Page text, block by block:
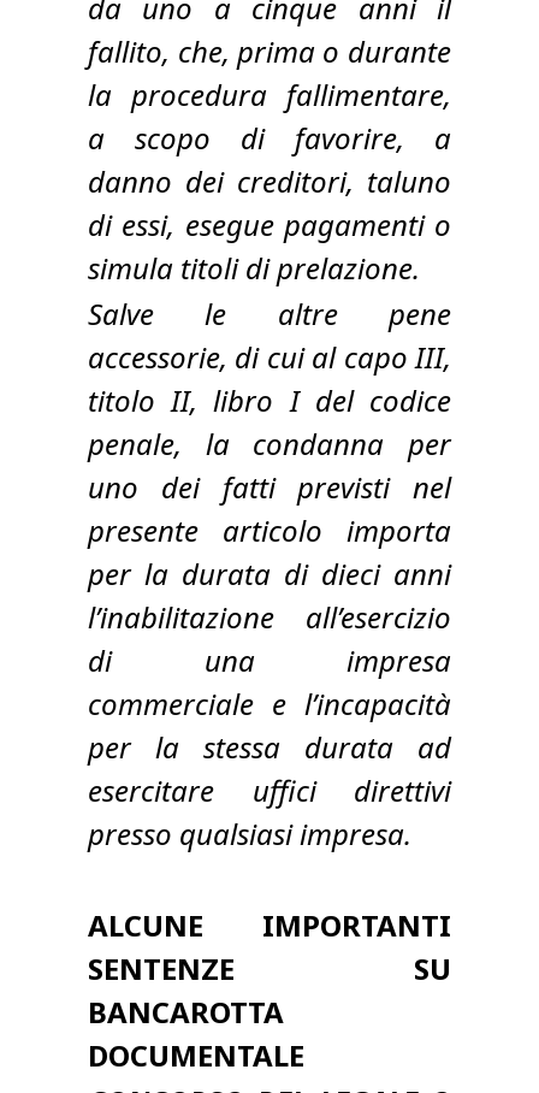
fallito, che, prima o durante
la procedura fallimentare,
a scopo di favorire, a
danno dei creditori, taluno
di essi, esegue pagamenti o
simula titoli di prelazione.
Salve le altre pene
accessorie, di cui al capo III,
titolo II, libro I del codice
penale, la condanna per
uno dei fatti previsti nel
presente articolo importa
per la durata di dieci anni
l’inabilitazione all’esercizio
di una impresa
commerciale e l’incapacità
per la stessa durata ad
esercitare uffici direttivi
presso qualsiasi impresa.
ALCUNE IMPORTANTI
SENTENZE SU
BANCAROTTA
DOCUMENTALE